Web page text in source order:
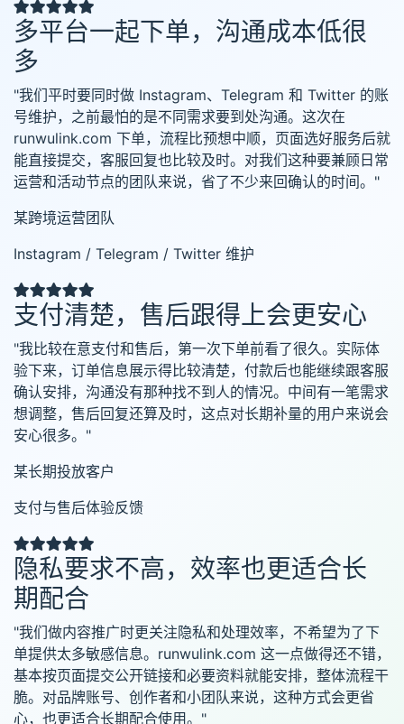
多平台一起下单，沟通成本低很
多
"我们平时要同时做 Instagram、Telegram 和 Twitter 的账
号维护，之前最怕的是不同需求要到处沟通。这次在
runwulink.com 下单，流程比预想中顺，页面选好服务后就
能直接提交，客服回复也比较及时。对我们这种要兼顾日常
运营和活动节点的团队来说，省了不少来回确认的时间。"
某跨境运营团队
Instagram / Telegram / Twitter 维护
支付清楚，售后跟得上会更安心
"我比较在意支付和售后，第一次下单前看了很久。实际体
验下来，订单信息展示得比较清楚，付款后也能继续跟客服
确认安排，沟通没有那种找不到人的情况。中间有一笔需求
想调整，售后回复还算及时，这点对长期补量的用户来说会
安心很多。"
某长期投放客户
支付与售后体验反馈
隐私要求不高，效率也更适合长
期配合
"我们做内容推广时更关注隐私和处理效率，不希望为了下
单提供太多敏感信息。runwulink.com 这一点做得还不错，
基本按页面提交公开链接和必要资料就能安排，整体流程干
脆。对品牌账号、创作者和小团队来说，这种方式会更省
心，也更适合长期配合使用。"